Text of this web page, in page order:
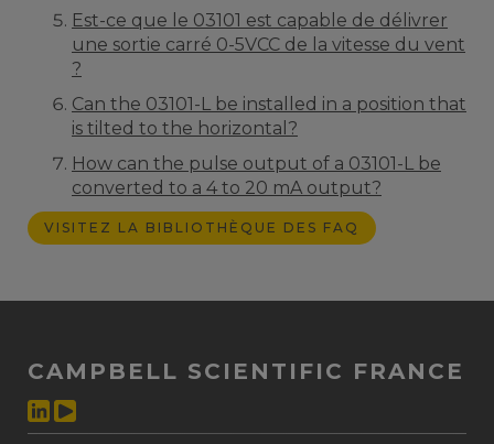
Est-ce que le 03101 est capable de délivrer
une sortie carré 0-5VCC de la vitesse du vent
?
Can the 03101-L be installed in a position that
is tilted to the horizontal?
How can the pulse output of a 03101-L be
converted to a 4 to 20 mA output?
VISITEZ LA BIBLIOTHÈQUE DES FAQ
CAMPBELL SCIENTIFIC FRANCE